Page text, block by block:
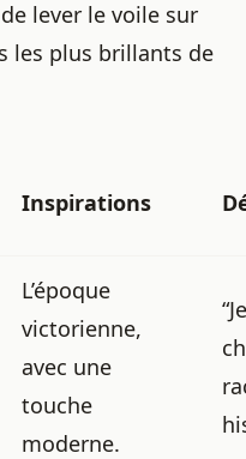
lever le voile sur
les plus brillants de
Inspirations
L’époque
victorienne,
avec une
touche
moderne.